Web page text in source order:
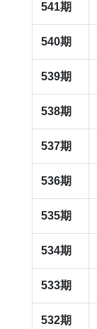
541期
540期
539期
538期
537期
536期
535期
534期
533期
532期